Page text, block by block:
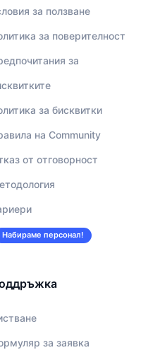
за ползване
за поверителност
за
за бисквитки
на Community
от отговорност
Набираме персонал!
за заявка